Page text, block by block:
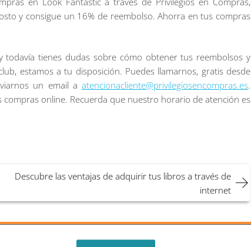
y consigue un 16% de reembolso. Ahorra en tus compras
tienes dudas sobre cómo obtener tus reembolsos y
estamos a tu disposición. Puedes llamarnos, gratis desde
un email a atencionacliente@privilegiosencompras.es.
online. Recuerda que nuestro horario de atención es
Descubre las ventajas de adquirir tus libros a través de
internet
Política de cookies Privilegios en Compras